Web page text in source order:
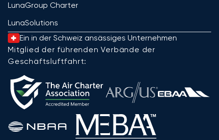
LunaGroup Charter
LunaSolutions
Ein in der Schweiz ansässiges Unternehmen
Mitglied der führenden Verbände der
Geschäftsluftfahrt: